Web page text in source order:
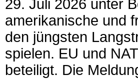
29. Juli 2026 unter
amerikanische und
den jüngsten
spielen. EU und
beteiligt. Die